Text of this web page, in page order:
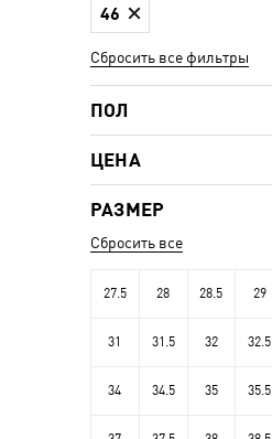
46
Сбросить все фильтры
ПОЛ
ЦЕНА
РАЗМЕР
Сбросить все
27.5 28 28.5 29
31 31.5 32 32.5
34 34.5 35 35.5